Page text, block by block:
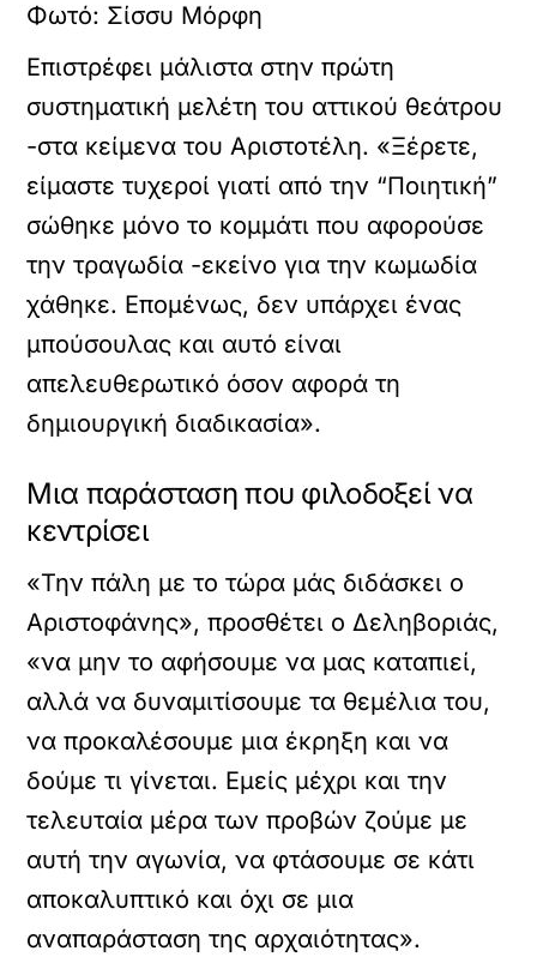
Φωτό: Σίσσυ Μόρφη
Επιστρέφει μάλιστα στην πρώτη
συστηματική μελέτη του αττικού θεάτρου
-στα κείμενα του Αριστοτέλη. «Ξέρετε,
είμαστε τυχεροί γιατί από την “Ποιητική”
σώθηκε μόνο το κομμάτι που αφορούσε
την τραγωδία -εκείνο για την κωμωδία
χάθηκε. Επομένως, δεν υπάρχει ένας
μπούσουλας και αυτό είναι
απελευθερωτικό όσον αφορά τη
δημιουργική διαδικασία».
Μια παράσταση που φιλοδοξεί να
κεντρίσει
«Την πάλη με το τώρα μάς διδάσκει ο
Αριστοφάνης», προσθέτει ο Δεληβοριάς,
«να μην το αφήσουμε να μας καταπιεί,
αλλά να δυναμιτίσουμε τα θεμέλια του,
να προκαλέσουμε μια έκρηξη και να
δούμε τι γίνεται. Εμείς μέχρι και την
τελευταία μέρα των προβών ζούμε με
αυτή την αγωνία, να φτάσουμε σε κάτι
αποκαλυπτικό και όχι σε μια
αναπαράσταση της αρχαιότητας».